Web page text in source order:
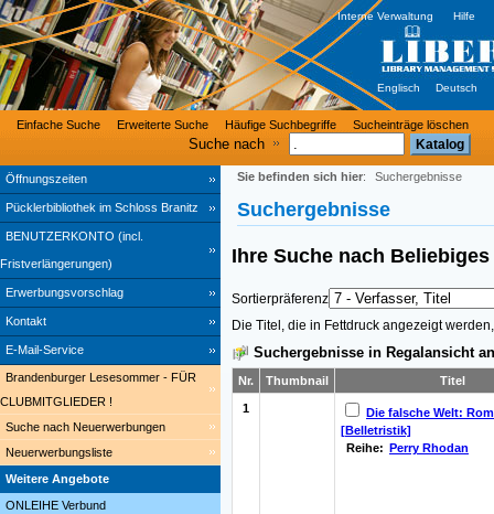
Öffnungszeiten
Pücklerbibliothek im Schloss Branitz
BENUTZERKONTO (incl.
Fristverlängerungen)
Erwerbungsvorschlag
Kontakt
E-Mail-Service
Einfache Suche Erweiterte Suche Häufige Suchbegriffe Sucheinträge löschen
Interne Verwaltung Hilfe
Englisch Deutsch
Brandenburger Lesesommer - FÜR
CLUBMITGLIEDER !
Suche nach Neuerwerbungen
Neuerwerbungsliste
Weitere Angebote
ONLEIHE Verbund
Sie befinden sich hier: Suchergebnisse
Suchergebnisse
Ihre Suche nach Beliebiges
Sortierpräferenz
Die Titel, die in Fettdruck angezeigt
Suchergebnisse in Regalansicht
Nr. Thumbnail Titel
1
Die falsche Welt:
[Belletristik]
Reihe: Perry Rhodan
Suche nach